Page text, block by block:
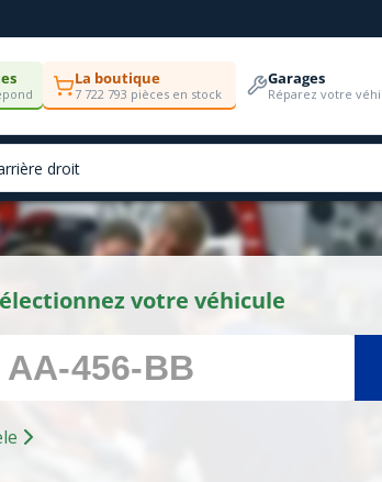
La boutique
7 722 793 pièces en stock
Garages
Réparez votre
votre véhicule